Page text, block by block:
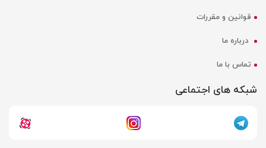
قوانین و مقررات
درباره ما
تماس با ما
شبکه های اجتماعی